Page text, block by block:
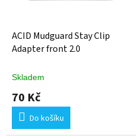
ACID Mudguard Stay Clip
Adapter front 2.0
Skladem
70 Kč
Do košíku